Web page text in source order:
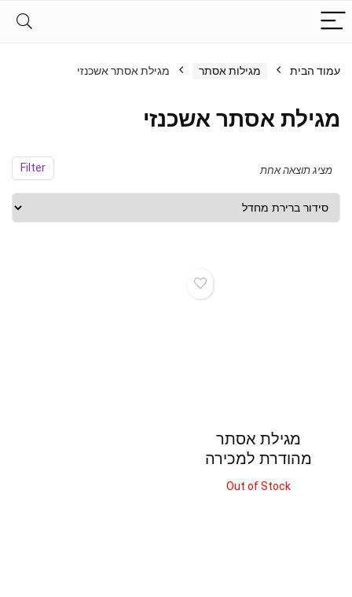
עמוד הבית מגילות אסתר מגילת אסתר אשכנזי
מגילת אסתר אשכנזי
Filter מציג תוצאה אחת
מגילת אסתר
מהודרת למכירה
Out of Stock